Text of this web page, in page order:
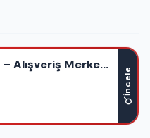
Alışveriş Merkezi
– Rezidans
İncele